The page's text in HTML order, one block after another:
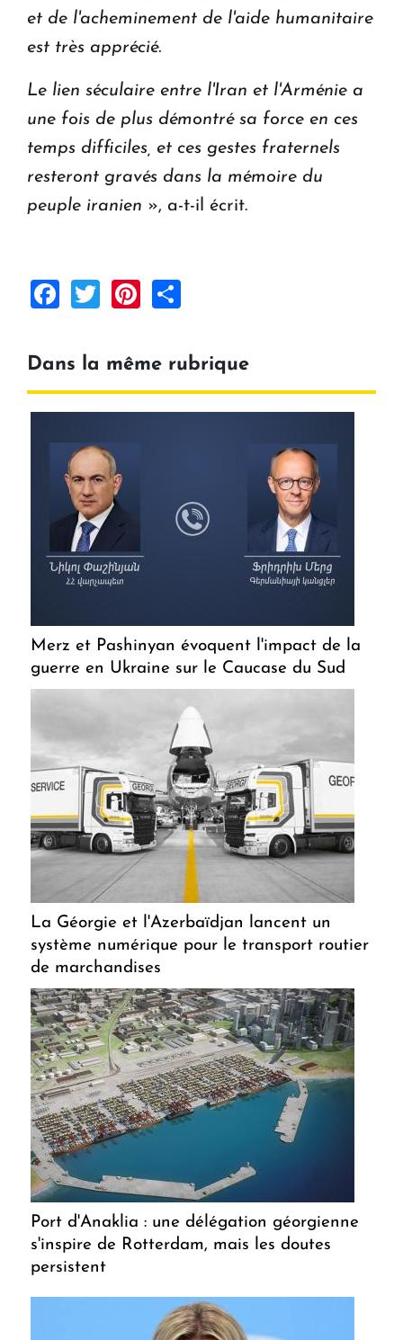
et de l'acheminement de l'aide humanitaire
est très apprécié.
Le lien séculaire entre l'Iran et l'Arménie a
une fois de plus démontré sa force en ces
temps difficiles, et ces gestes fraternels
resteront gravés dans la mémoire du
peuple iranien », a-t-il écrit.
Facebook
TwitterPinterest
Dans la même rubrique
Merz et Pashinyan évoquent l'impact de la
guerre en Ukraine sur le Caucase du Sud
La Géorgie et l'Azerbaïdjan lancent un
système numérique pour le transport routier
de marchandises
Port d'Anaklia : une délégation géorgienne
s'inspire de Rotterdam, mais les doutes
persistent